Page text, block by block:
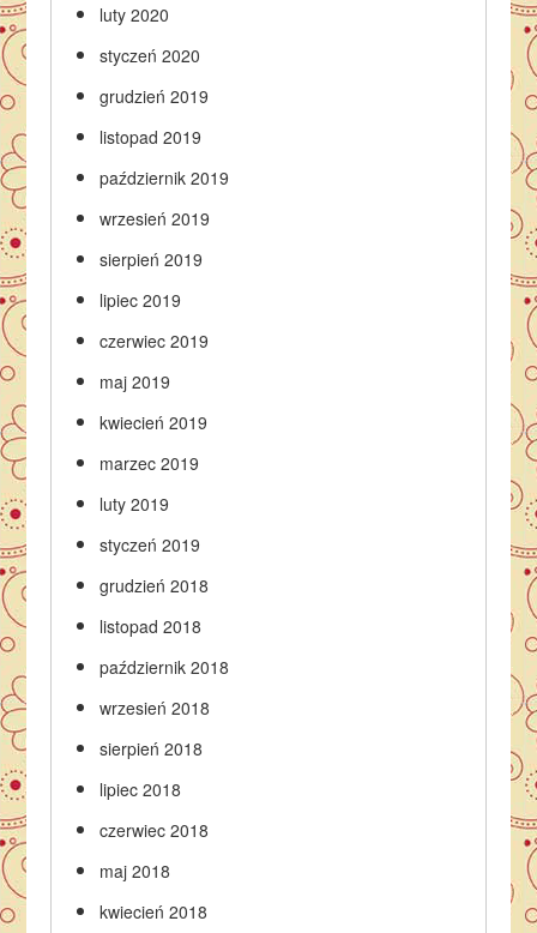
luty 2020
styczeń 2020
grudzień 2019
listopad 2019
październik 2019
wrzesień 2019
sierpień 2019
lipiec 2019
czerwiec 2019
maj 2019
kwiecień 2019
marzec 2019
luty 2019
styczeń 2019
grudzień 2018
listopad 2018
październik 2018
wrzesień 2018
sierpień 2018
lipiec 2018
czerwiec 2018
maj 2018
kwiecień 2018